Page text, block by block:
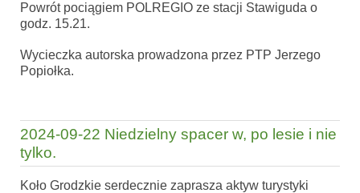
Powrót pociągiem POLREGIO ze stacji Stawiguda o
godz. 15.21.
Wycieczka autorska prowadzona przez PTP Jerzego
Popiołka.
2024-09-22 Niedzielny spacer w, po lesie i nie
tylko.
Koło Grodzkie serdecznie zaprasza aktyw turystyki